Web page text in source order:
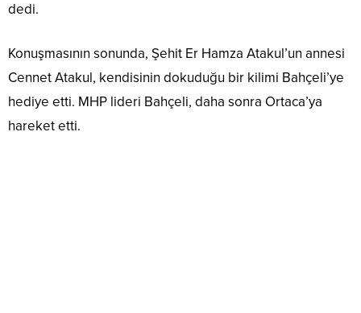
dedi.
Konuşmasının sonunda, Şehit Er Hamza Atakul’un annesi
Cennet Atakul, kendisinin dokuduğu bir kilimi Bahçeli’ye
hediye etti. MHP lideri Bahçeli, daha sonra Ortaca’ya
hareket etti.